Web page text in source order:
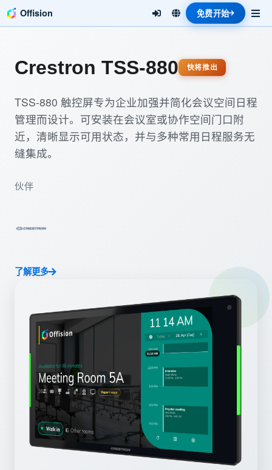
Offision 免费开始
Crestron TSS-880 快将推出
TSS-880 触控屏专为企业加强并简化会议空间日程
管理而设计。可安装在会议室或协作空间门口附
近，清晰显示可用状态，并与多种常用日程服务无
缝集成。
伙伴
了解更多